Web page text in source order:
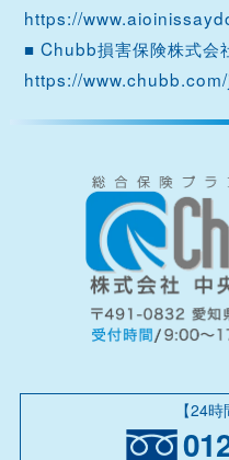
https://
■ Chubb損害保険株式会
https://
【24